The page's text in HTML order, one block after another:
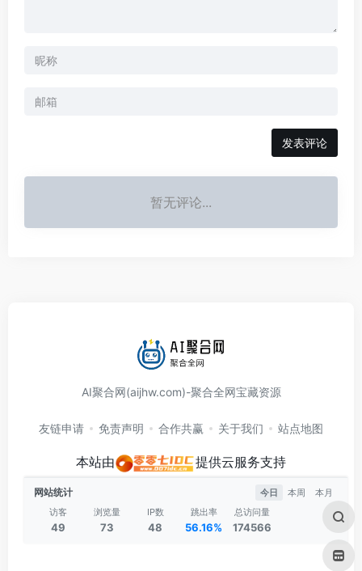
发表评论
暂无评论...
AI聚合网(aijhw.com)-聚合全网宝藏资源
友链申请 免责声明 合作共赢 关于我们 站点地图
本站由 提供云服务支持
网站统计 今日 本周
本月
访客
49
浏览量
73
IP数
48
跳出率
56.16%
总访问量
174566